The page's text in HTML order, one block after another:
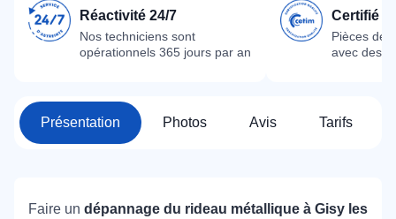
Réactivité 24/7
Nos techniciens sont
opérationnels 365 jours par an
Certifié
Pièces
avec des
Présentation Photos Avis Tarifs
Faire un dépannage du rideau métallique à Gisy les